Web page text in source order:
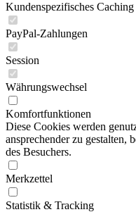
Kundenspezifisches Caching
PayPal-Zahlungen
Session
Währungswechsel
Komfortfunktionen
Diese Cookies werden
ansprechender zu gestalten,
des Besuchers.
Merkzettel
Statistik & Tracking